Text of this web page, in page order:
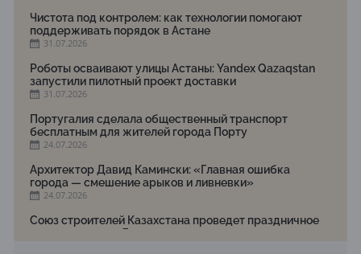
Чистота под контролем: как технологии помогают
поддерживать порядок в Астане
31.07.2026
Роботы осваивают улицы Астаны: Yandex Qazaqstan
запустили пилотный проект доставки
31.07.2026
Португалия сделала общественный транспорт
бесплатным для жителей города Порту
24.07.2026
Архитектор Давид Камински: «Главная ошибка
города — смешение арыков и ливневки»
24.07.2026
Союз строителей Казахстана проведет праздничное
мероприятие ко Дню строителя